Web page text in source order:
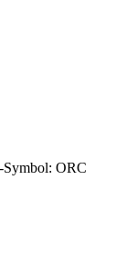
Symbol: ORC